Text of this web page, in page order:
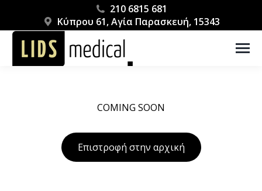
210 6815 681
Κύπρου 61, Αγία Παρασκευή, 15343
COMING SOON
Επιστροφή στην αρχική